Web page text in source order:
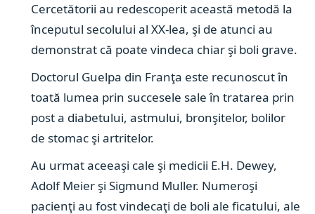
Cercetătorii au redescoperit această metodă la
începutul secolului al XX-lea, şi de atunci au
demonstrat că poate vindeca chiar şi boli grave.
Doctorul Guelpa din Franţa este recunoscut în
toată lumea prin succesele sale în tratarea prin
post a diabetului, astmului, bronşitelor, bolilor
de stomac şi artritelor.
Au urmat aceeaşi cale şi medicii E.H. Dewey,
Adolf Meier şi Sigmund Muller. Numeroşi
pacienţi au fost vindecaţi de boli ale ficatului, ale